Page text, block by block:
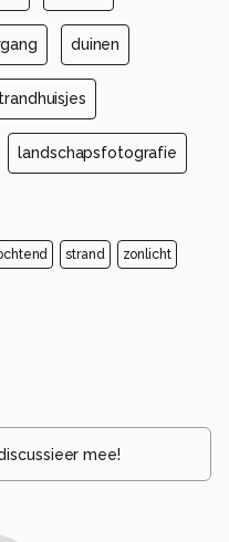
duinen
landschapsfotografie
strand zonlicht
mee!